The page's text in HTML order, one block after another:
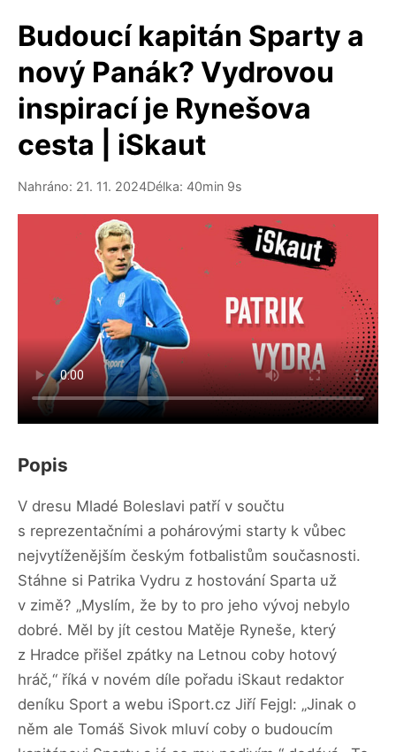
Budoucí kapitán Sparty a
nový Panák? Vydrovou
inspirací je Rynešova
cesta | iSkaut
Nahráno: 21. 11. 2024Délka: 40min 9s
Popis
V dresu Mladé Boleslavi patří v součtu
s reprezentačními a pohárovými starty k vůbec
nejvytíženějším českým fotbalistům současnosti.
Stáhne si Patrika Vydru z hostování Sparta už
v zimě? „Myslím, že by to pro jeho vývoj nebylo
dobré. Měl by jít cestou Matěje Ryneše, který
z Hradce přišel zpátky na Letnou coby hotový
hráč,“ říká v novém díle pořadu iSkaut redaktor
deníku Sport a webu iSport.cz Jiří Fejgl: „Jinak o
něm ale Tomáš Sivok mluví coby o budoucím